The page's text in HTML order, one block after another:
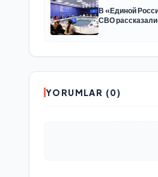
В «Единой
СВО
YORUMLAR (0)